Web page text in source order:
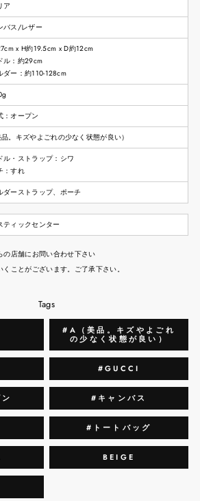
ア
バス/レザー
x H約19.5cm x D約12cm
ル：約29cm
ダー：約110-128cm
：オープン
。キズやよごれの少なく状態が良い）
ル・ストラップ：シワ
：すれ
ダーストラップ、ポーチ
ティックセンター
店舗にお問い合わせ下さい
ことがございます。ご了承下さい。
Tags
#A（美品。キズやよごれ
の少なく状態が良い）
#GUCCI
#キャンバス
#トートバッグ
BEIGE